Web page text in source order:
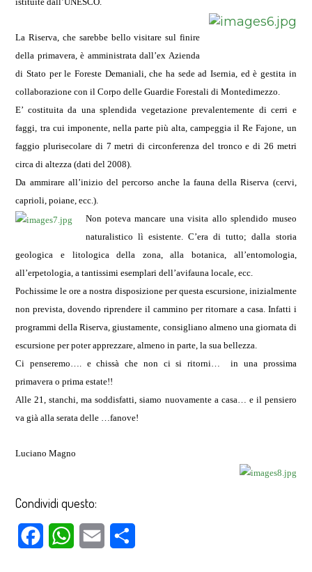
La Riserva, che sarebbe bello visitare sul finire
della primavera, è amministrata dall’ex Azienda
di Stato per le Foreste Demaniali, che ha sede ad Isernia, ed è gestita in
collaborazione con il Corpo delle Guardie Forestali di Montedimezzo.
E’ costituita da una splendida vegetazione prevalentemente di cerri e
faggi, tra cui imponente, nella parte più alta, campeggia il Re Fajone, un
faggio plurisecolare di 7 metri di circonferenza del tronco e di 26 metri
circa di altezza (dati del 2008).
Da ammirare all’inizio del percorso anche la fauna della Riserva (cervi,
caprioli, poiane, ecc.).
Non poteva mancare una visita allo splendido museo
naturalistico lì esistente. C’era di tutto; dalla storia
geologica e litologica della zona, alla botanica, all’entomologia,
all’erpetologia, a tantissimi esemplari dell’avifauna locale, ecc.
Pochissime le ore a nostra disposizione per questa escursione, inizialmente
non prevista, dovendo riprendere il cammino per ritornare a casa. Infatti i
programmi della Riserva, giustamente, consigliano almeno una giornata di
escursione per poter apprezzare, almeno in parte, la sua bellezza.
Ci penseremo…. e chissà che non ci si ritorni…
in una prossima
primavera o prima estate!!
Alle 21, stanchi, ma soddisfatti, siamo nuovamente a casa… e il pensiero
va già alla serata delle …fanove!
Luciano Magno
Condividi questo:
FacebookWhatsAppEmail